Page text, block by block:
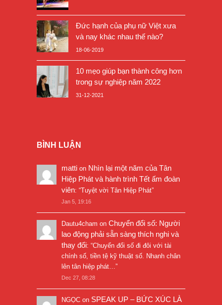
Đức hạnh của phụ nữ Việt xưa
và nay khác nhau thế nào?
18-06-2019
10 mẹo giúp bạn thành công hơn
trong sự nghiệp năm 2022
31-12-2021
BÌNH LUẬN
matti on Nhìn lại một năm của Tân
Hiệp Phát và hành trình Tết ấm đoàn
viên: “Tuyệt vời Tân Hiệp Phát”
Jan 5, 19:16
Dautu4cham on Chuyển đổi số: Người
lao động phải sẵn sàng thích nghi và
thay đổi: “Chuyển đổi số đi đôi với tài
chính số, tiền tệ kỹ thuật số. Nhanh chân
lên tân hiệp phát… ”
Dec 27, 08:28
NGỌC on SPEAK UP – BỨC XÚC LÀ